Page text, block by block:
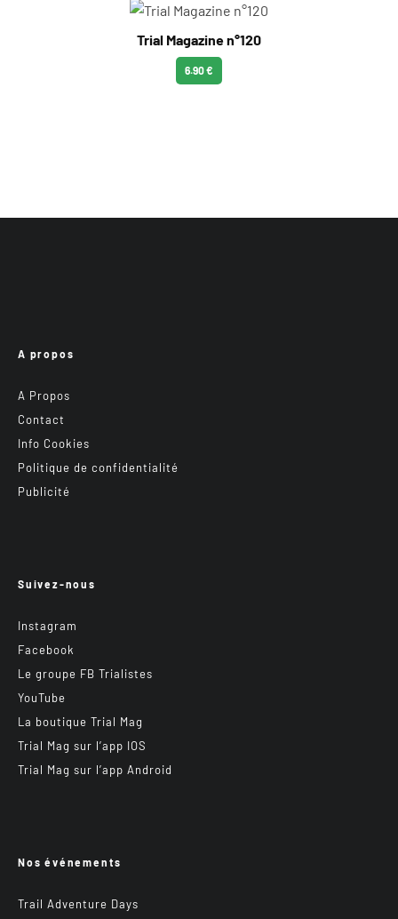
Trial Magazine n°120
6.90 €
A propos
A Propos
Contact
Info Cookies
Politique de confidentialité
Publicité
Suivez-nous
Instagram
Facebook
Le groupe FB Trialistes
YouTube
La boutique Trial Mag
Trial Mag sur l’app IOS
Trial Mag sur l’app Android
Nos événements
Trail Adventure Days